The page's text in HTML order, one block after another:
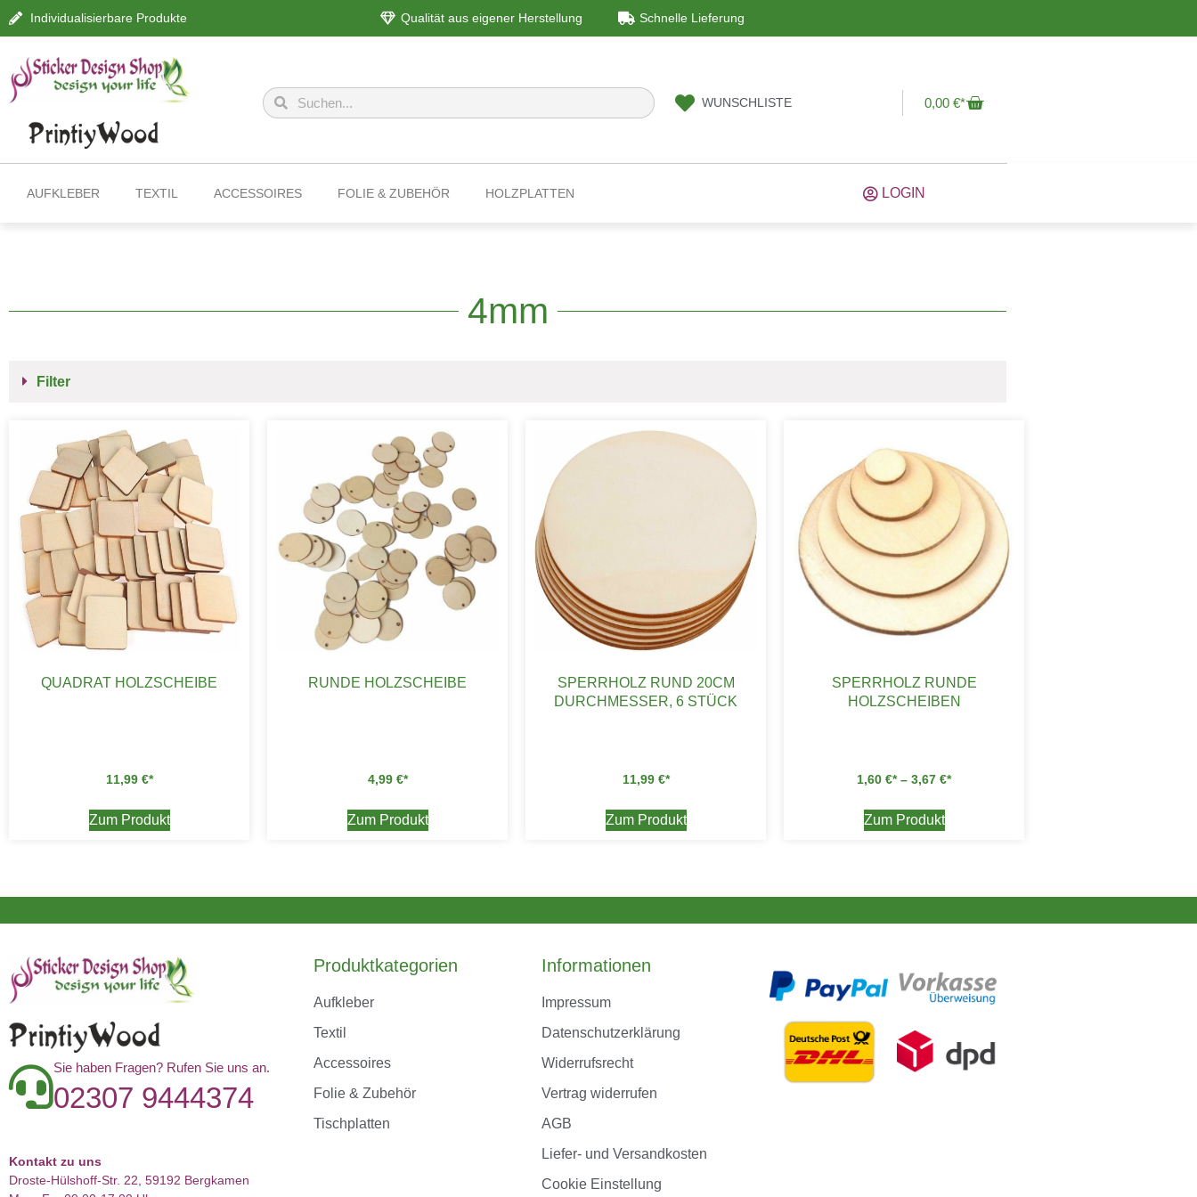
Individualisierbare Produkte Qualität aus eigener Herstellung Schnelle Lieferung
WUNSCHLISTE 0,00€
AUFKLEBER TEXTIL ACCESSOIRES FOLIE & ZUBEHÖR HOLZPLATTEN LOGIN
4mm
Filter
QUADRAT HOLZSCHEIBE
11,99 €
Zum Produkt
RUNDE HOLZSCHEIBE
4,99 €
Zum Produkt
SPERRHOLZ RUND 20CM
DURCHMESSER, 6 STÜCK
11,99 €
Zum Produkt
SPERRHOLZ RUNDE
HOLZSCHEIBEN
1,60 € – 3,67 €
Zum Produkt
Sie haben Fragen? Rufen Sie uns an.
02307 9444374
Kontakt zu uns
Droste-Hülshoff-Str. 22, 59192 Bergkamen
Produktkategorien
Aufkleber
Textil
Accessoires
Folie & Zubehör
Tischplatten
Informationen
Impressum
Datenschutzerklärung
Widerrufsrecht
Vertrag widerrufen
AGB
Liefer- und Versandkosten
Cookie Einstellung